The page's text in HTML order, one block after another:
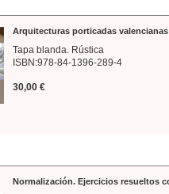
Arquitecturas porticadas
Tapa blanda. Rústica
ISBN:978-84-1396-289-4
30,00 €
Normalización. Ejercicios resueltos